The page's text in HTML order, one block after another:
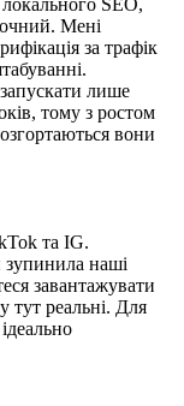
SEO,
Мені
за трафік
лише
тому з ростом
вони
та IG.
зупинила наші
завантажувати
тут реальні. Для